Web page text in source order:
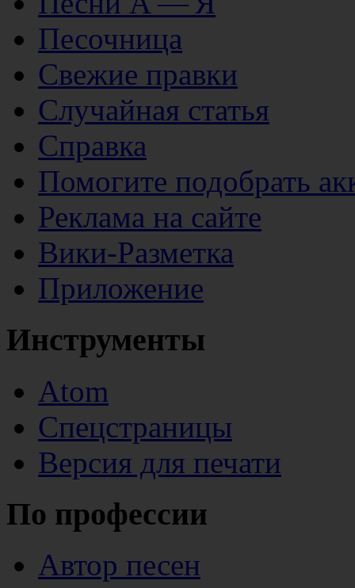
Песочница
Свежие правки
Случайная статья
Справка
Помогите подобрать
Реклама на сайте
Вики-Разметка
Приложение
Инструменты
Atom
Спецстраницы
Версия для печати
По профессии
Автор песен